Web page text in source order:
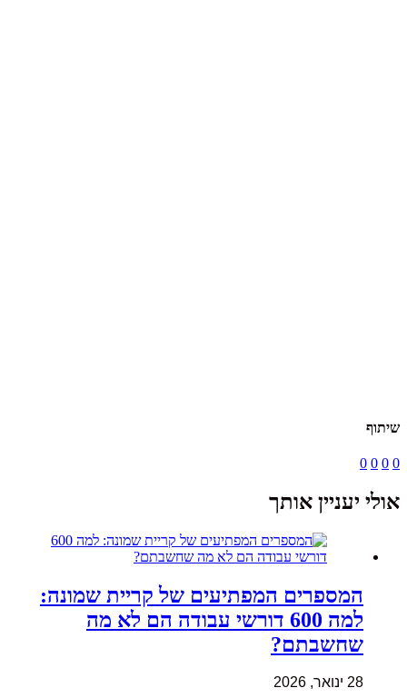
שיתוף
0
0
0
0
אולי יעניין אותך
המספרים המפתיעים של קריית שמונה:
למה 600 דורשי עבודה הם לא מה
שחשבתם?
28 ינואר, 2026